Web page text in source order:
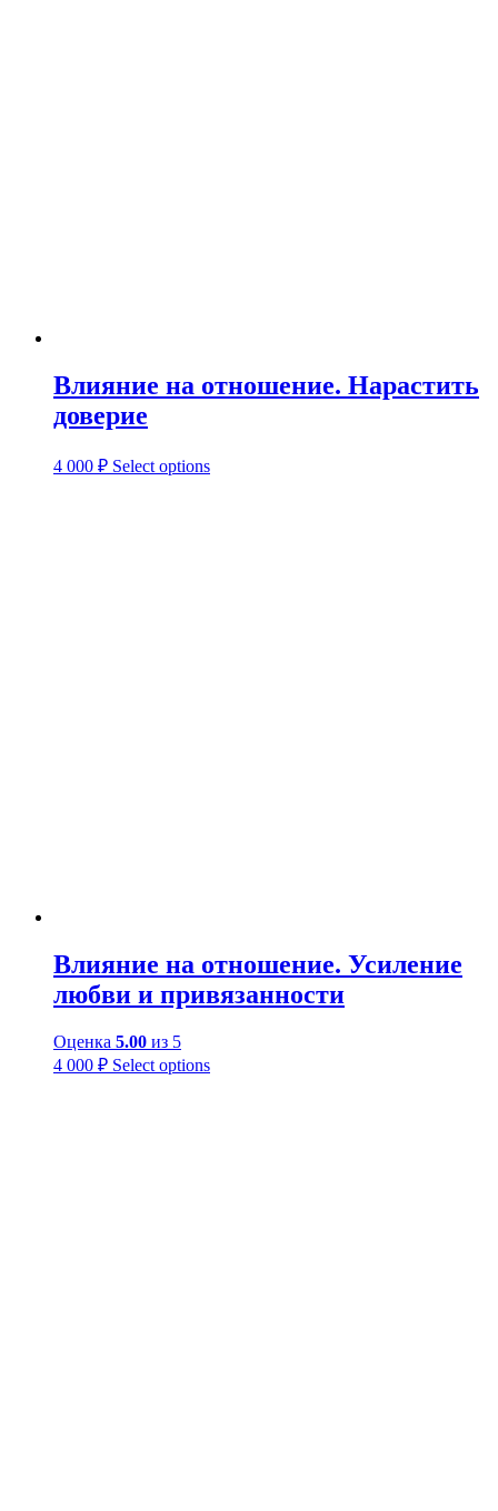
Влияние на отношение. Нарастить
доверие
4 000 ₽ Select options
Влияние на отношение. Усиление
любви и привязанности
Оценка 5.00 из 5
4 000 ₽ Select options